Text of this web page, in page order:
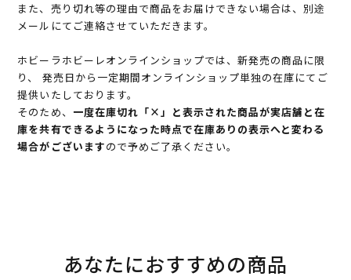
また、売り切れ等の理由で商品をお届けできない場合は、別途
メールにてご連絡させていただきます。
ホビーラホビーレオンラインショップでは、新発売の商品に限
り、 発売日から一定期間オンラインショップ単独の在庫にてご
提供いたしております。
そのため、 一度在庫切れ「×」と表示された商品が実店舗と在
庫を共有できるようになった時点で在庫ありの表示へと変わる
場合がございますので予めご了承ください。
あなたにおすすめの商品